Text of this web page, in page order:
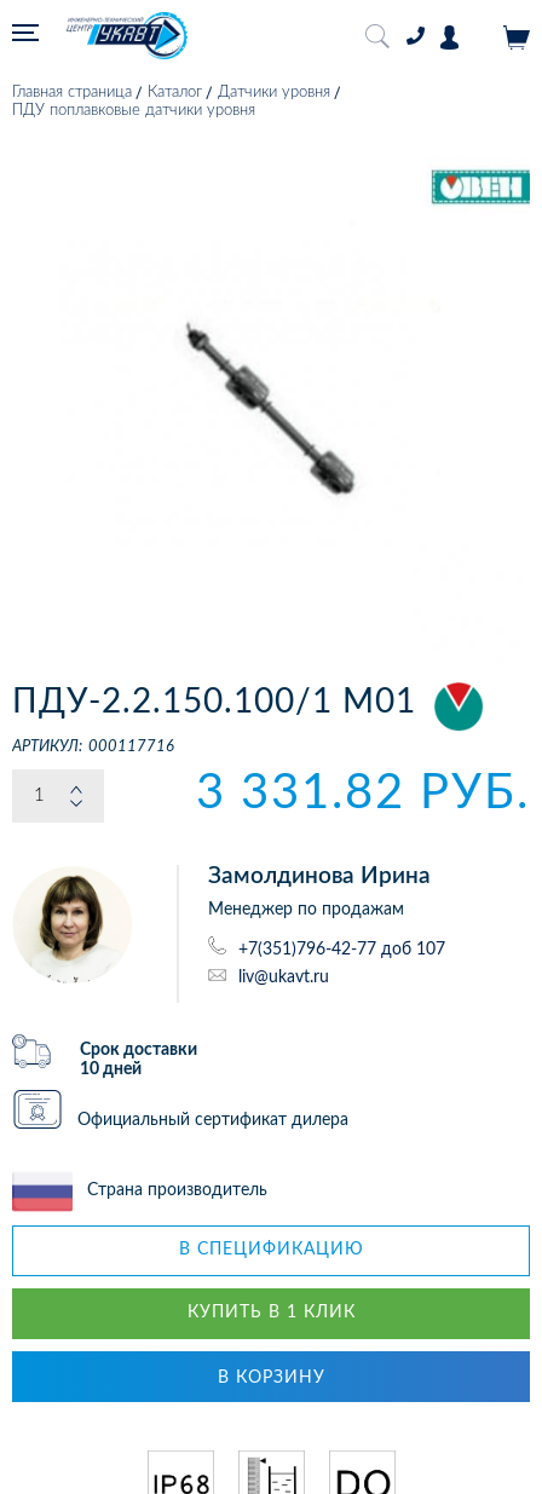
Главная страница Каталог
Датчики уровня
ПДУ поплавковые датчики уровня
ПДУ-2.2.150.100/1 М01
АРТИКУЛ: 000117716
3 331.82 РУБ.
Замолдинова Ирина
Менеджер по продажам
+7(351)796-42-77 доб 107
liv@ukavt.ru
Срок доставки
10 дней
Официальный сертификат дилера
Страна производитель
В СПЕЦИФИКАЦИЮ
КУПИТЬ В 1 КЛИК
В КОРЗИНУ